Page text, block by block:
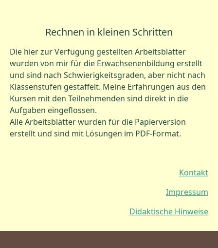
Rechnen in kleinen Schritten
Die hier zur Verfügung gestellten Arbeitsblätter
wurden von mir für die Erwachsenenbildung erstellt
und sind nach Schwierigkeitsgraden, aber nicht nach
Klassenstufen gestaffelt. Meine Erfahrungen aus den
Kursen mit den Teilnehmenden sind direkt in die
Aufgaben eingeflossen.
Alle Arbeitsblätter wurden für die Papierversion
erstellt und sind mit Lösungen im PDF-Format.
Kontakt
Impressum
Didaktische Hinweise